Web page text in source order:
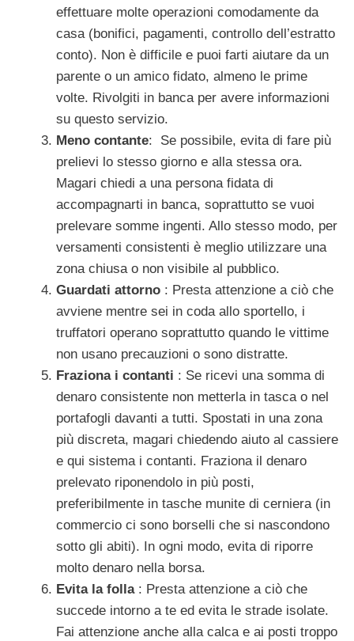
effettuare molte operazioni comodamente da
casa (bonifici, pagamenti, controllo dell’estratto
conto). Non è difficile e puoi farti aiutare da un
parente o un amico fidato, almeno le prime
volte. Rivolgiti in banca per avere informazioni
su questo servizio.
Meno contante: Se possibile, evita di fare più
prelievi lo stesso giorno e alla stessa ora.
Magari chiedi a una persona fidata di
accompagnarti in banca, soprattutto se vuoi
prelevare somme ingenti. Allo stesso modo, per
versamenti consistenti è meglio utilizzare una
zona chiusa o non visibile al pubblico.
Guardati attorno : Presta attenzione a ciò che
avviene mentre sei in coda allo sportello, i
truffatori operano soprattutto quando le vittime
non usano precauzioni o sono distratte.
Fraziona i contanti : Se ricevi una somma di
denaro consistente non metterla in tasca o nel
portafogli davanti a tutti. Spostati in una zona
più discreta, magari chiedendo aiuto al cassiere
e qui sistema i contanti. Fraziona il denaro
prelevato riponendolo in più posti,
preferibilmente in tasche munite di cerniera (in
commercio ci sono borselli che si nascondono
sotto gli abiti). In ogni modo, evita di riporre
molto denaro nella borsa.
Evita la folla: Presta attenzione a ciò che
succede intorno a te ed evita le strade isolate.
Fai attenzione anche alla calca e ai posti troppo